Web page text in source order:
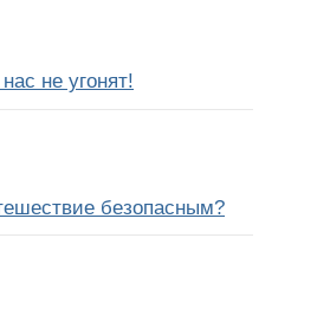
не угонят!
безопасным?